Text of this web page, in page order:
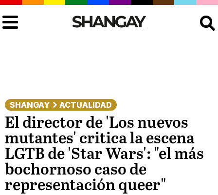
SHANGAY ACTUALIDAD
El director de 'Los nuevos
mutantes' critica la escena
LGTB de 'Star Wars': "el más
bochornoso caso de
representación queer"